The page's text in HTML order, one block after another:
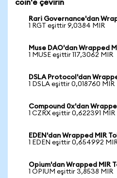
coin'e çevirin
Rari Governance'dan
1 RGT eşittir 9,0384 MIR
Muse DAO'dan Wrapped
1 MUSE eşittir 117,3062 MIR
DSLA Protocol'dan
1 DSLA eşittir 0,018760 MIR
Compound 0x'dan
1 CZRX eşittir 0,622391 MIR
EDEN'dan Wrapped MIR
1 EDEN eşittir 0,654992
Opium'dan Wrapped MIR
1 OPIUM eşittir 3,8538 MIR